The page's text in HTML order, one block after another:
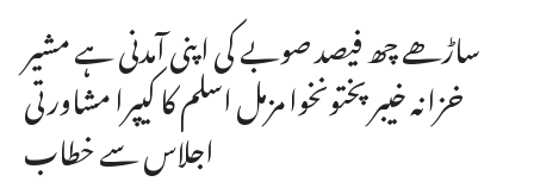
ساڑھے چھ فیصد صوبے کی اپنی آمدنی ہے مشیر
خزانہ خیبرپختونخوا مزمل اسلم کا کیپرا مشاورتی
اجلاس سے خطاب